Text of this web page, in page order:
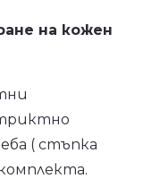
на кожен
( стъпка